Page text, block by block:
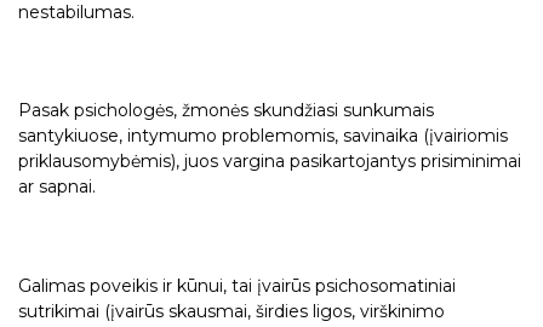
nestabilumas.
Pasak psichologės, žmonės skundžiasi sunkumais
santykiuose, intymumo problemomis, savinaika (įvairiomis
priklausomybėmis), juos vargina pasikartojantys prisiminimai
ar sapnai.
Galimas poveikis ir kūnui, tai įvairūs psichosomatiniai
sutrikimai (įvairūs skausmai, širdies ligos, virškinimo